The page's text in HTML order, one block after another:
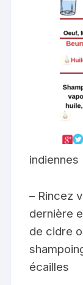
indiennes
– Rincez
dernière
de cidre
écailles